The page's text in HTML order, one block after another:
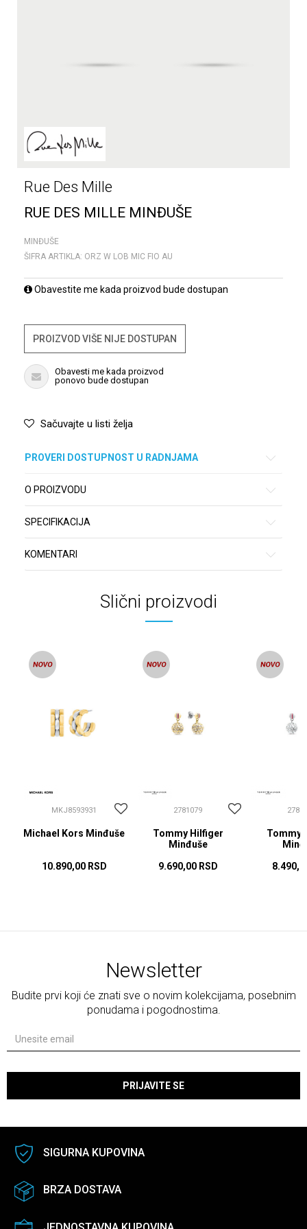
Rue Des Mille
RUE DES MILLE MINĐUŠE
MINĐUŠE
ŠIFRA ARTIKLA: ORZ W LOB MIC FIO AU
Obavestite me kada proizvod bude dostupan
PROIZVOD VIŠE NIJE DOSTUPAN
Obavesti me kada proizvod
ponovo bude dostupan
Sačuvajte u listi želja
PROVERI DOSTUPNOST U RADNJAMA
O PROIZVODU
SPECIFIKACIJA
KOMENTARI
Slični proizvodi
MKJ8593931
Michael Kors Minđuše
10.890,00 RSD
2781079
Tommy Hilfiger
Minđuše
9.690,00 RSD
Tommy
Newsletter
Budite prvi koji će znati sve o novim kolekcijama, posebnim
ponudama i pogodnostima.
PRIJAVITE SE
SIGURNA KUPOVINA
BRZA DOSTAVA